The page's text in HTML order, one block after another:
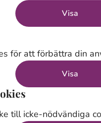
Visa
för att förbättra din
Visa
till icke-nödvändiga